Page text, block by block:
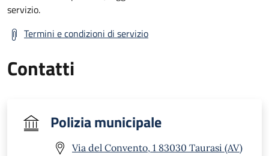
servizio.
Termini e condizioni di servizio
Contatti
Polizia municipale
Via del Convento, 1 83030 Taurasi (AV)